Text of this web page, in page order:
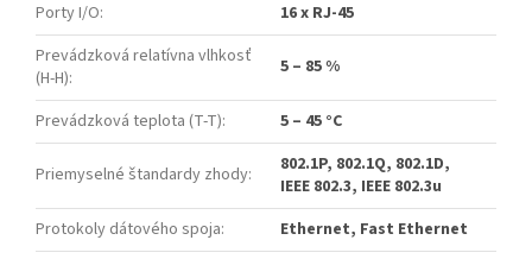
Porty I/O:
16 x RJ-45
Prevádzková relatívna vlhkosť
(H-H): 5 – 85 %
Prevádzková teplota (T-T): 5 – 45 °C
Priemyselné štandardy zhody:
802.1P, 802.1Q, 802.1D,
IEEE 802.3, IEEE 802.3u
Protokoly dátového spoja:
Ethernet, Fast Ethernet